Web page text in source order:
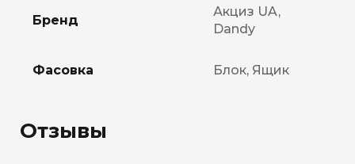
Бренд
Акциз UA,
Dandy
Фасовка Блок, Ящик
Отзывы